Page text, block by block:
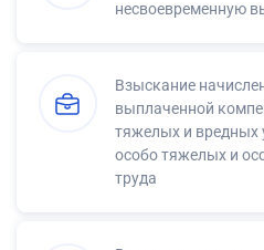
несвоевременную
Взыскание
выплаченной
тяжелых и вредных
особо тяжелых и
труда